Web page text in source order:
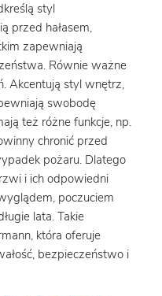
styl
przed hałasem,
zapewniają
Równie ważne
Akcentują styl wnętrz,
swobodę
też różne funkcje, np.
chronić przed
pożaru. Dlatego
i ich odpowiedni
poczuciem
lata. Takie
która oferuje
bezpieczeństwo i